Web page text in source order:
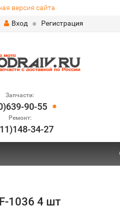
версия сайта
Вход Регистрация
Запчасти:
90-55
Ремонт:
34-27
1036 4 шт